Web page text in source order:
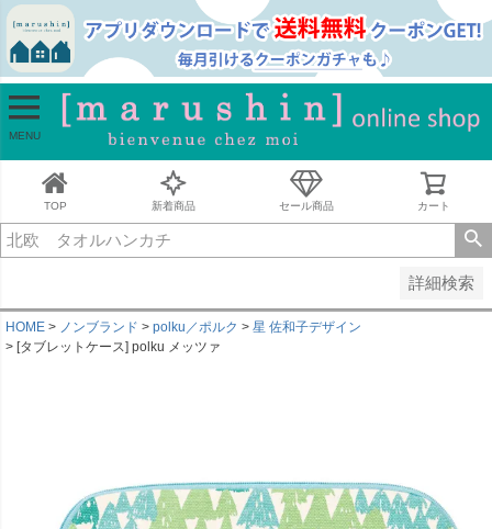
MENU
TOP 新着商品 セール商品 カート
詳細検索
並び順
新着順
古い順
価格が安い順
価格が高い順
キーワードヒット順
HOME ノンブランド polku／ポルク
星 佐和子デザイン
[タブレットケース] polku メッツァ